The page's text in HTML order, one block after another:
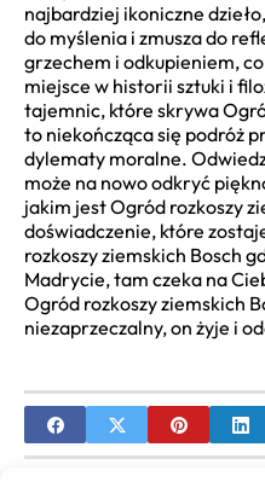
najbardziej ikoniczne
do myślenia i zmusza do
grzechem i odkupieniem,
miejsce w historii sztuki i
tajemnic, które skrywa
to niekończąca się podróż
dylematy moralne.
może na nowo odkryć
jakim jest Ogród rozkoszy
doświadczenie, które
rozkoszy ziemskich Bosch
Madrycie, tam czeka na
Ogród rozkoszy ziemskich
niezaprzeczalny, on żyje i